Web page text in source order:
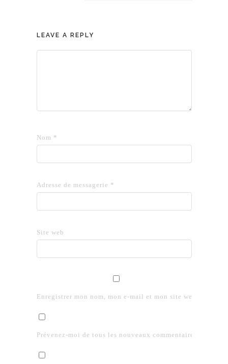
LEAVE A REPLY
Nom *
Adresse de messagerie *
Site web
Enregistrer mon nom, mon e-mail et mon site web dans le
Prévenez-moi de tous les nouveaux commentaires par e-